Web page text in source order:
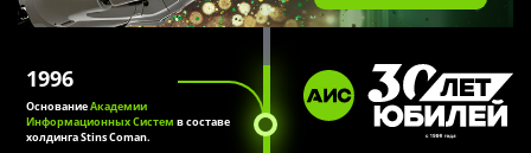
1996
ОснованиеАкадемии
Информационных Систем в составе
холдинга Stins Coman.